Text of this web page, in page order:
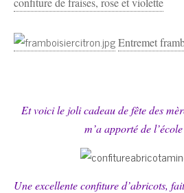
Entremet
Et voici le joli cadeau de fête des
m’a apporté de
Une excellente confiture d’abricots,